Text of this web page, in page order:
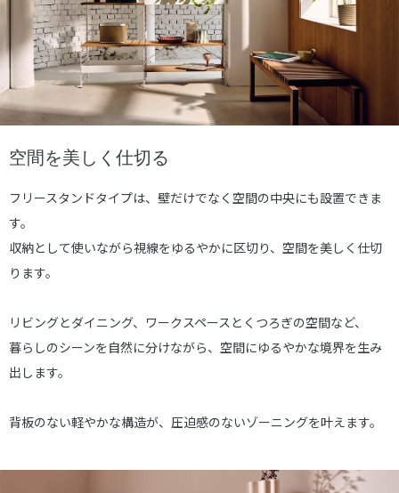
空間を美しく仕切る
フリースタンドタイプは、壁だけでなく空間の中央にも設置できま
す。
収納として使いながら視線をゆるやかに区切り、空間を美しく仕切
ります。
リビングとダイニング、ワークスペースとくつろぎの空間など、
暮らしのシーンを自然に分けながら、空間にゆるやかな境界を生み
出します。
背板のない軽やかな構造が、圧迫感のないゾーニングを叶えます。